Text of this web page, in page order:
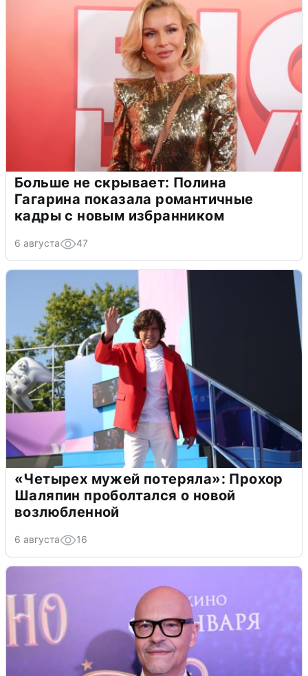
Больше не скрывает: Полина
Гагарина показала романтичные
кадры с новым избранником
6 августа 47
«Четырех мужей потеряла»: Прохор
Шаляпин проболтался о новой
возлюбленной
6 августа 16